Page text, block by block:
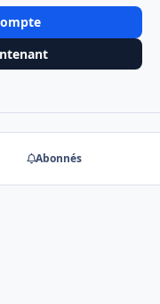
Abonnés